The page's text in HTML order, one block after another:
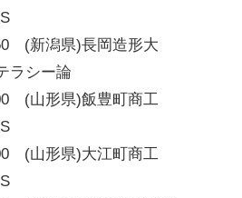
(新潟県)長岡造形大
ー論
(山形県)飯豊町商工
(山形県)大江町商工